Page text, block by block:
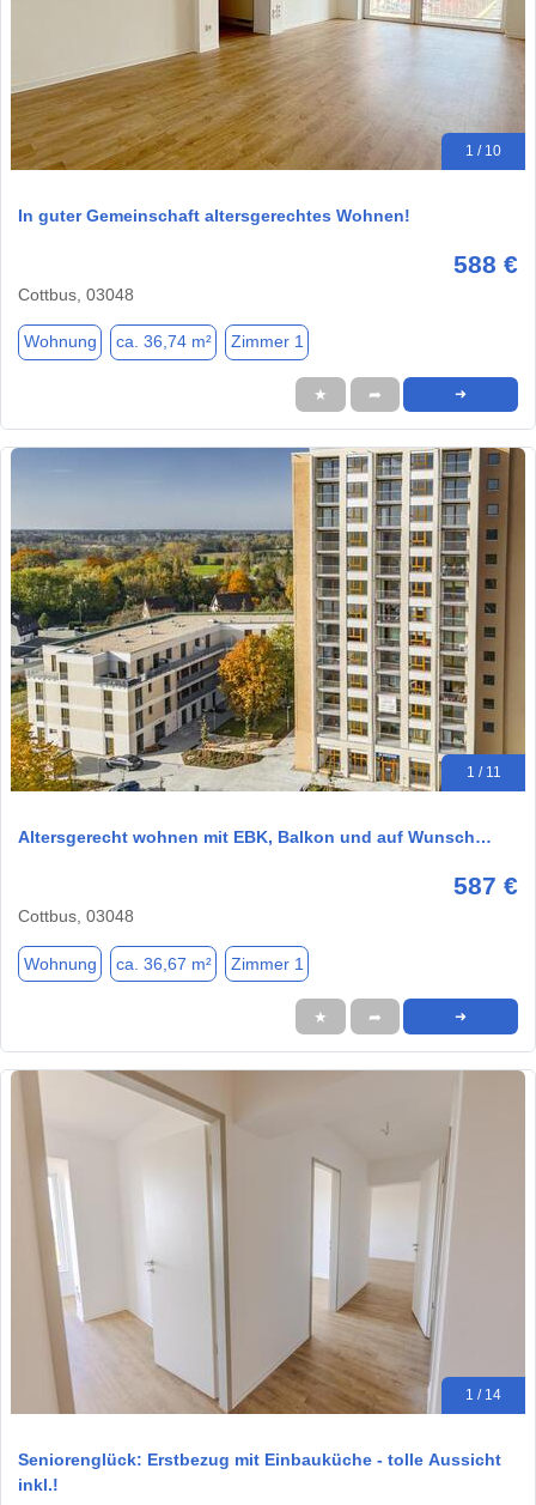
1 / 10
In guter Gemeinschaft altersgerechtes Wohnen!
588 €
Cottbus, 03048
Wohnung ca. 36,74 m² Zimmer 1
★ ➦ ➜
1 / 11
Altersgerecht wohnen mit EBK, Balkon und auf Wunsch…
587 €
Cottbus, 03048
Wohnung ca. 36,67 m² Zimmer 1
★ ➦ ➜
1 / 14
Seniorenglück: Erstbezug mit Einbauküche - tolle Aussicht
inkl.!